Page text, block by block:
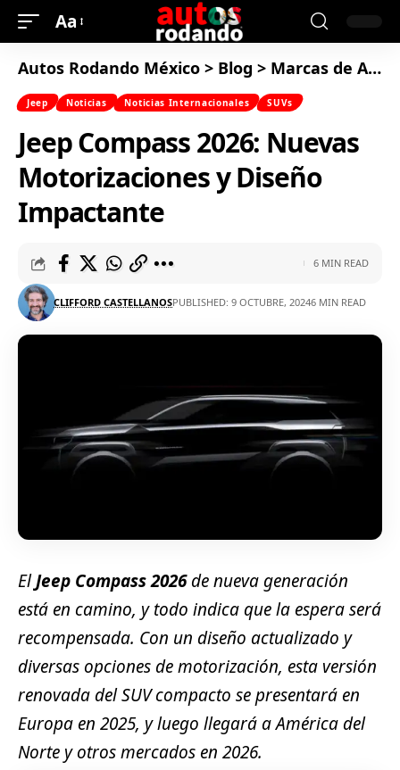
Aa
Autos Rodando México > Blog > Marcas de Autos
Jeep Noticias Noticias Internacionales SUVs
Jeep Compass 2026: Nuevas
Motorizaciones y Diseño
Impactante
CLIFFORD CASTELLANOSPUBLISHED: 9 OCTUBRE, 20246 MIN READ
6 MIN READ
ElJeep Compass 2026de nueva generación
está en camino, y todo indica que la espera será
recompensada. Con un diseño actualizado y
diversas opciones de motorización, esta versión
renovada del SUV compacto se presentará en
Europa en 2025, y luego llegará a América del
Norte y otros mercados en 2026.